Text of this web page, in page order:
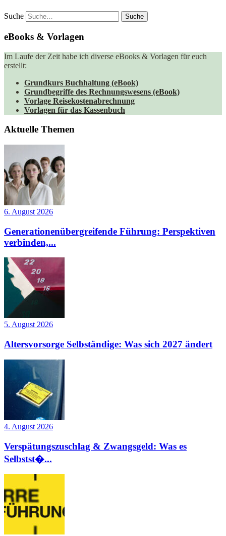
Suche
eBooks & Vorlagen
Im Laufe der Zeit habe ich diverse eBooks & Vorlagen für euch
erstellt:
Grundkurs Buchhaltung (eBook)
Grundbegriffe des Rechnungswesens (eBook)
Vorlage Reisekostenabrechnung
Vorlagen für das Kassenbuch
Aktuelle Themen
6. August 2026
Generationenübergreifende Führung: Perspektiven
verbinden,...
5. August 2026
Altersvorsorge Selbständige: Was sich 2027 ändert
4. August 2026
Verspätungszuschlag & Zwangsgeld: Was es
Selbstst�...